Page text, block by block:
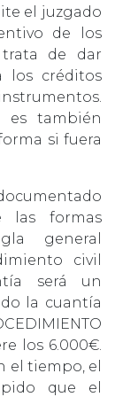
el juzgado
de los
trata de dar
los créditos
también
si fuera
las formas
general
civil
será un
la cuantía
los 6.000€.
el tiempo, el
que el